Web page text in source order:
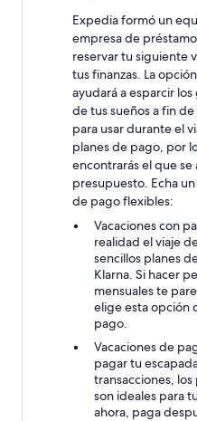
Expedia formó un
empresa de
reservar tu siguiente
tus finanzas. La
ayudará a esparcir
de tus sueños a fin
para usar durante el
planes de pago, por
encontrarás el que se
presupuesto. Echa
de pago flexibles:
Vacaciones con
realidad el viaje
sencillos planes
Klarna. Si hacer
mensuales te
elige esta opción
pago.
Vacaciones de
pagar tu
transacciones,
son ideales para
ahora, paga